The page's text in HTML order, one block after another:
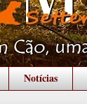
Notícias